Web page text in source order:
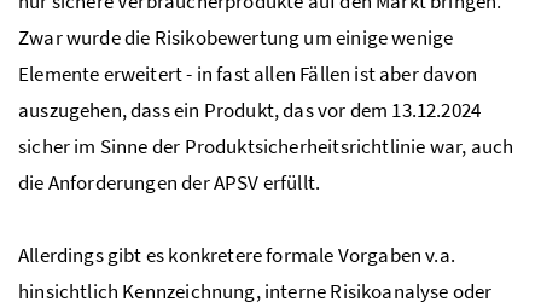
Zwar wurde die Risikobewertung um einige wenige
Elemente erweitert - in fast allen Fällen ist aber davon
auszugehen, dass ein Produkt, das vor dem 13.12.2024
sicher im Sinne der Produktsicherheitsrichtlinie war, auch
die Anforderungen der APSV erfüllt.
Allerdings gibt es konkretere formale Vorgaben v.a.
hinsichtlich Kennzeichnung, interne Risikoanalyse oder